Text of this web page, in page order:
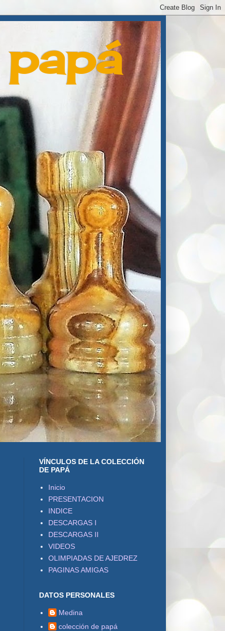
VÍNCULOS DE LA COLECCIÓN
DE PAPÁ
Inicio
PRESENTACION
INDICE
DESCARGAS I
DESCARGAS II
VIDEOS
OLIMPIADAS DE AJEDREZ
PAGINAS AMIGAS
DATOS PERSONALES
Medina
colección de papá